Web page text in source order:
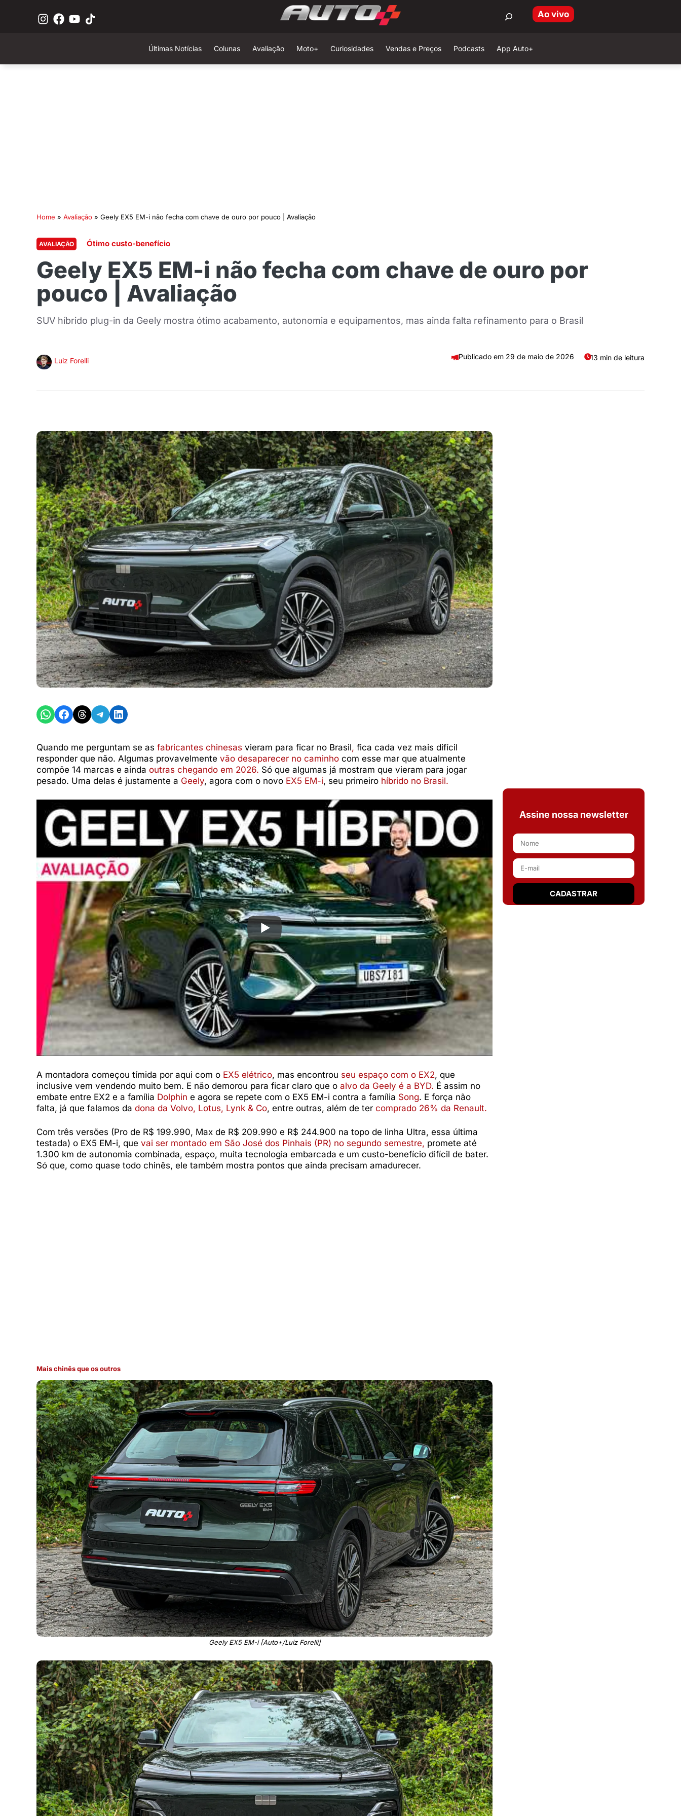
Ao vivo
Últimas Notícias Colunas Avaliação Moto+ Curiosidades Vendas e Preços Podcasts App Auto+
Home » Avaliação » Geely EX5 EM-i não fecha com chave de ouro por pouco | Avaliação
AVALIAÇÃO Ótimo custo-benefício
Geely EX5 EM-i não fecha com chave de ouro por
pouco | Avaliação
SUV híbrido plug-in da Geely mostra ótimo acabamento, autonomia e equipamentos, mas ainda falta refinamento para o Brasil
Luiz Forelli 29 de maio de 2026 13 min de leitura
Share on WhatsApp
Share on Facebook
Share on Threads
Share on Telegram
Share on LinkedIn
Quando me perguntam se as fabricantes chinesas vieram para ficar no Brasil, fica cada vez mais difícil
responder que não. Algumas provavelmente vão desaparecer no caminho com esse mar que atualmente
compõe 14 marcas e ainda outras chegando em 2026. Só que algumas já mostram que vieram para jogar
pesado. Uma delas é justamente a Geely, agora com o novo EX5 EM-i, seu primeiro híbrido no Brasil.
A montadora começou tímida por aqui com o EX5 elétrico, mas encontrou seu espaço com o EX2, que
inclusive vem vendendo muito bem. E não demorou para ficar claro que o alvo da Geely é a BYD. É assim no
embate entre EX2 e a família Dolphin e agora se repete com o EX5 EM-i contra a família Song. E força não
falta, já que falamos da dona da Volvo, Lotus, Lynk & Co, entre outras, além de ter comprado 26% da Renault.
Com três versões (Pro de R$ 199.990, Max de R$ 209.990 e R$ 244.900 na topo de linha Ultra, essa última
testada) o EX5 EM-i, que vai ser montado em São José dos Pinhais (PR) no segundo semestre, promete até
1.300 km de autonomia combinada, espaço, muita tecnologia embarcada e um custo-benefício difícil de bater.
Só que, como quase todo chinês, ele também mostra pontos que ainda precisam amadurecer.
Mais chinês que os outros
Geely EX5 EM-i [Auto+/Luiz Forelli]
Assine nossa newsletter